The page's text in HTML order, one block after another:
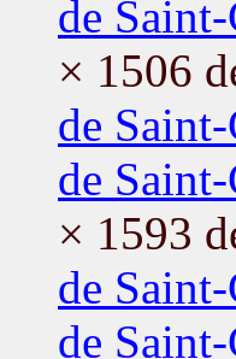
de
× 1506
de
de
× 1593
de
de